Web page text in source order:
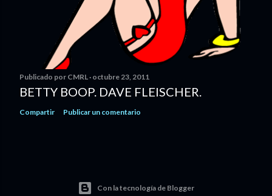
Publicado por CMRL octubre 23, 2011
BETTY BOOP. DAVE FLEISCHER.
Compartir Publicar un comentario
Con la tecnología de Blogger